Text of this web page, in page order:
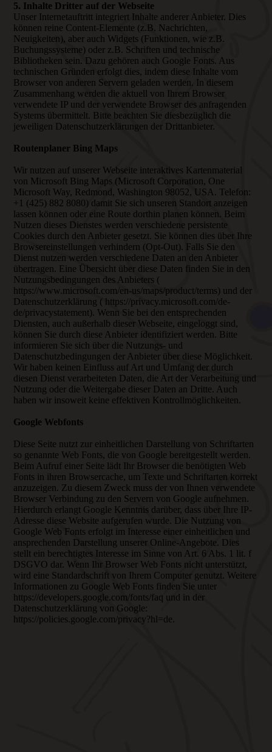
5. Inhalte Dritter auf der Webseite
Unser Internetauftritt integriert Inhalte anderer Anbieter. Dies
können reine Content-Elemente (z.B. Nachrichten,
Neuigkeiten), aber auch Widgets (Funktionen, wie z.B.
Buchungssysteme) oder z.B. Schriften und technische
Bibliotheken sein. Dazu gehören auch Google Fonts. Aus
technischen Gründen erfolgt dies, indem diese Inhalte vom
Browser von anderen Servern geladen werden. In diesem
Zusammenhang werden die aktuell von Ihrem Browser
verwendete IP und der verwendete Browser des anfragenden
Systems übermittelt. Bitte beachten Sie diesbezüglich die
jeweiligen Datenschutzerklärungen der Drittanbieter.
Routenplaner Bing Maps
Wir nutzen auf unserer Webseite interaktives Kartenmaterial
von Microsoft Bing Maps (Microsoft Corporation, One
Microsoft Way, Redmond, Washington 98052, USA. Telefon:
+1 (425) 882 8080) damit Sie sich unseren Standort anzeigen
lassen können oder eine Route dorthin planen können. Beim
Nutzen dieses Dienstes werden verschiedene persistente
Cookies durch den Anbieter gesetzt. Sie können dies über Ihre
Browsereinstellungen verhindern (Opt-Out). Falls Sie den
Dienst nutzen werden verschiedene Daten an den Anbieter
übertragen. Eine Übersicht über diese Daten finden Sie in den
Nutzungsbedingungen des Anbieters (
https://www.microsoft.com/en-us/maps/product/terms) und der
Datenschutzerklärung ( https://privacy.microsoft.com/de-
de/privacystatement). Wenn Sie bei den entsprechenden
Diensten, auch außerhalb dieser Webseite, eingeloggt sind,
können Sie durch diese Anbieter identifiziert werden. Bitte
informieren Sie sich über die Nutzungs- und
Datenschutzbedingungen der Anbieter über diese Möglichkeit.
Wir haben keinen Einfluss auf Art und Umfang der durch
diesen Dienst verarbeiteten Daten, die Art der Verarbeitung und
Nutzung oder die Weitergabe dieser Daten an Dritte. Auch
haben wir insoweit keine effektiven Kontrollmöglichkeiten.
Google Webfonts
Diese Seite nutzt zur einheitlichen Darstellung von Schriftarten
so genannte Web Fonts, die von Google bereitgestellt werden.
Beim Aufruf einer Seite lädt Ihr Browser die benötigten Web
Fonts in ihren Browsercache, um Texte und Schriftarten korrekt
anzuzeigen. Zu diesem Zweck muss der von Ihnen verwendete
Browser Verbindung zu den Servern von Google aufnehmen.
Hierdurch erlangt Google Kenntnis darüber, dass über Ihre IP-
Adresse diese Website aufgerufen wurde. Die Nutzung von
Google Web Fonts erfolgt im Interesse einer einheitlichen und
ansprechenden Darstellung unserer Online-Angebote. Dies
stellt ein berechtigtes Interesse im Sinne von Art. 6 Abs. 1 lit. f
DSGVO dar. Wenn Ihr Browser Web Fonts nicht unterstützt,
wird eine Standardschrift von Ihrem Computer genutzt. Weitere
Informationen zu Google Web Fonts finden Sie unter
https://developers.google.com/fonts/faq und in der
Datenschutzerklärung von Google:
https://policies.google.com/privacy?hl=de.